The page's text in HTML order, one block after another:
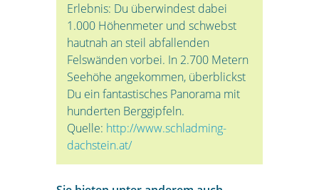
Erlebnis: Du überwindest dabei
1.000 Höhenmeter und schwebst
hautnah an steil abfallenden
Felswänden vorbei. In 2.700 Metern
Seehöhe angekommen, überblickst
Du ein fantastisches Panorama mit
hunderten Berggipfeln.
Quelle: http://www.schladming-
dachstein.at/